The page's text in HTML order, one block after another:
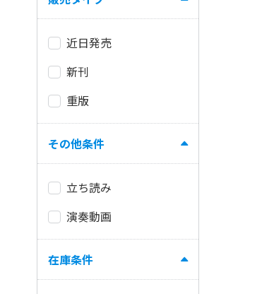
近日発売
新刊
重版
その他条件
立ち読み
演奏動画
在庫条件